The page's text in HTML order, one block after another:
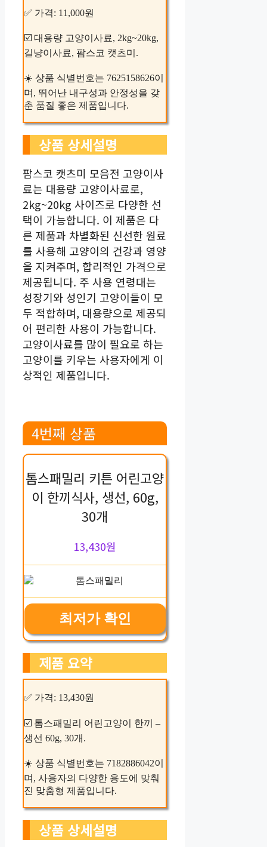
✅ 가격: 11,000원
☑️ 대용량 고양이사료, 2kg~20kg,
길냥이사료, 팜스코 캣츠미.
☀️ 상품 식별번호는 7625158626이
며, 뛰어난 내구성과 안정성을 갖
춘 품질 좋은 제품입니다.
상품 상세설명
팜스코 캣츠미 모음전 고양이사
료는 대용량 고양이사료로,
2kg~20kg 사이즈로 다양한 선
택이 가능합니다. 이 제품은 다
른 제품과 차별화된 신선한 원료
를 사용해 고양이의 건강과 영양
을 지켜주며, 합리적인 가격으로
제공됩니다. 주 사용 연령대는
성장기와 성인기 고양이들이 모
두 적합하며, 대용량으로 제공되
어 편리한 사용이 가능합니다.
고양이사료를 많이 필요로 하는
고양이를 키우는 사용자에게 이
상적인 제품입니다.
4번째 상품
톰스패밀리 키튼 어린고양
이 한끼식사, 생선, 60g,
30개
13,430원
최저가 확인
제품 요약
✅ 가격: 13,430원
☑️ 톰스패밀리 어린고양이 한끼 –
생선 60g, 30개.
☀️ 상품 식별번호는 7182886042이
며, 사용자의 다양한 용도에 맞춰
진 맞춤형 제품입니다.
상품 상세설명